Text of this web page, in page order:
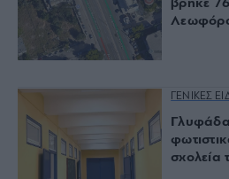
βρήκε
ΓΕΝΙΚΕΣ
σχολεία